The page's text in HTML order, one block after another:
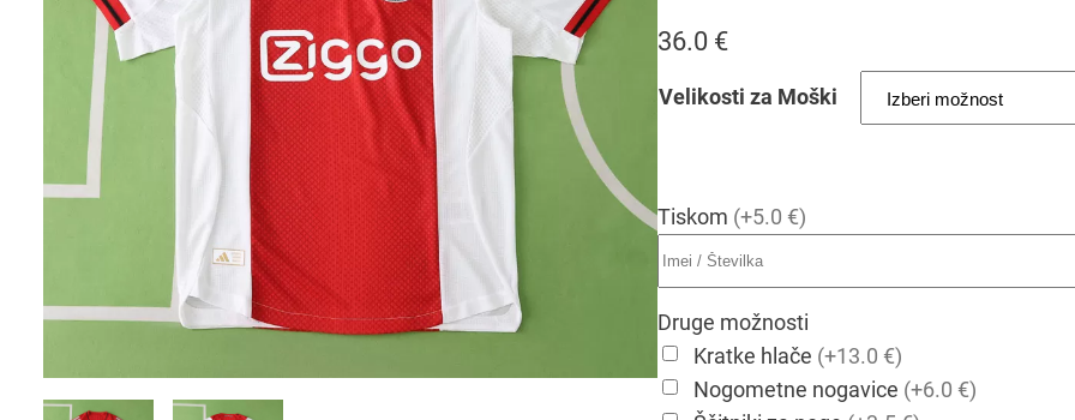
36.0 €
Velikosti za Moški
Tiskom (+5.0 €)
Druge možnosti
Kratke hlače (+13.0 €)
Nogometne nogavice (+6.0 €)